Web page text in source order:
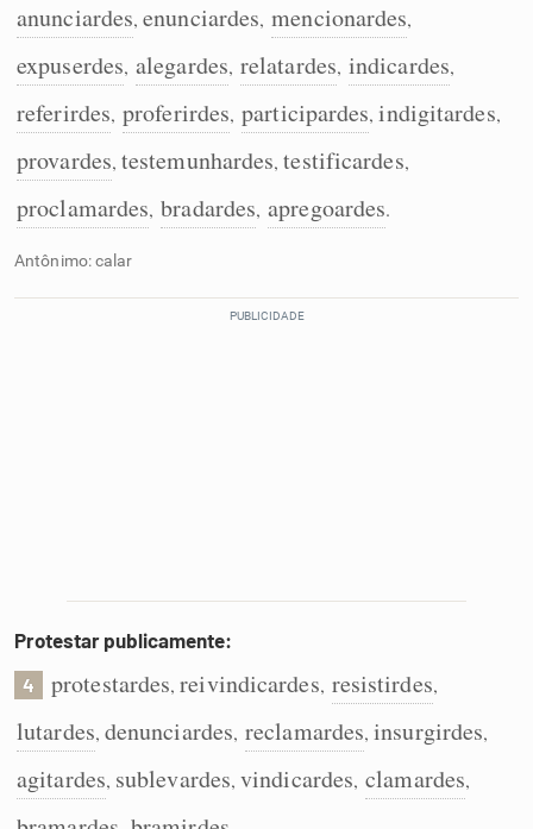
anunciardes,enunciardes, mencionardes,
expuserdes, alegardes, relatardes, indicardes,
referirdes, proferirdes, participardes,indigitardes,
provardes, testemunhardes,testificardes,
proclamardes, bradardes, apregoardes.
Antônimo: calar
Protestar publicamente:
4 protestardes,reivindicardes, resistirdes,
lutardes, denunciardes, reclamardes,insurgirdes,
agitardes, sublevardes,vindicardes, clamardes,